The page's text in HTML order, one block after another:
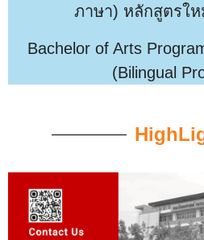
ภาษา) หลักสูตรใ
Bachelor of Arts
(Bilingual